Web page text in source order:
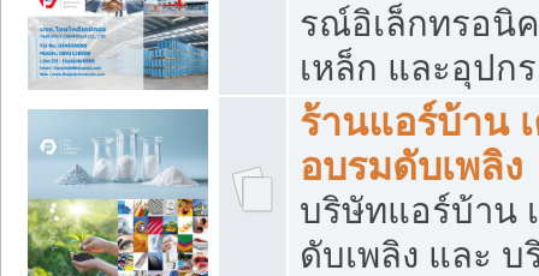
รณ์อิเล็กทรอนิ
เหล็ก และอุปก
ร้านแอร์บ้าน
อบรมดับเพลิง
บริษัทแอร์บ้าน
ดับเพลิง และ